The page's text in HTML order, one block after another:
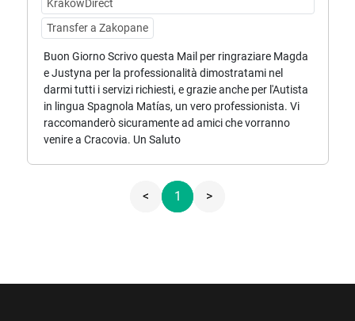
KrakowDirect
Transfer a Zakopane
Buon Giorno Scrivo questa Mail per ringraziare Magda
e Justyna per la professionalità dimostratami nel
darmi tutti i servizi richiesti, e grazie anche per l'Autista
in lingua Spagnola Matías, un vero professionista. Vi
raccomanderò sicuramente ad amici che vorranno
venire a Cracovia. Un Saluto
< 1 >